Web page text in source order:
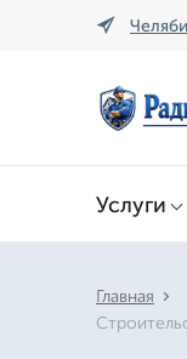
Услуги
Главная